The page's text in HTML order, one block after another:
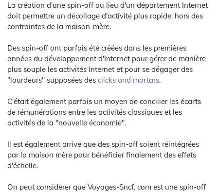
La création d'une spin-off au lieu d'un département Internet
doit permettre un décollage d'activité plus rapide, hors des
contraintes de la maison-mère.
Des spin-off ont parfois été créées dans les premières
années du développement d'Internet pour gérer de manière
plus souple les activités Internet et pour se dégager des
"lourdeurs" supposées des clicks and mortars.
C'était également parfois un moyen de concilier les écarts
de rémunérations entre les activités classiques et les
activités de la "nouvelle économie".
Il est également arrivé que des spin-off soient réintégrées
par la maison mère pour bénéficier finalement des effets
d'échelle.
On peut considérer que Voyages-Sncf. com est une spin-off